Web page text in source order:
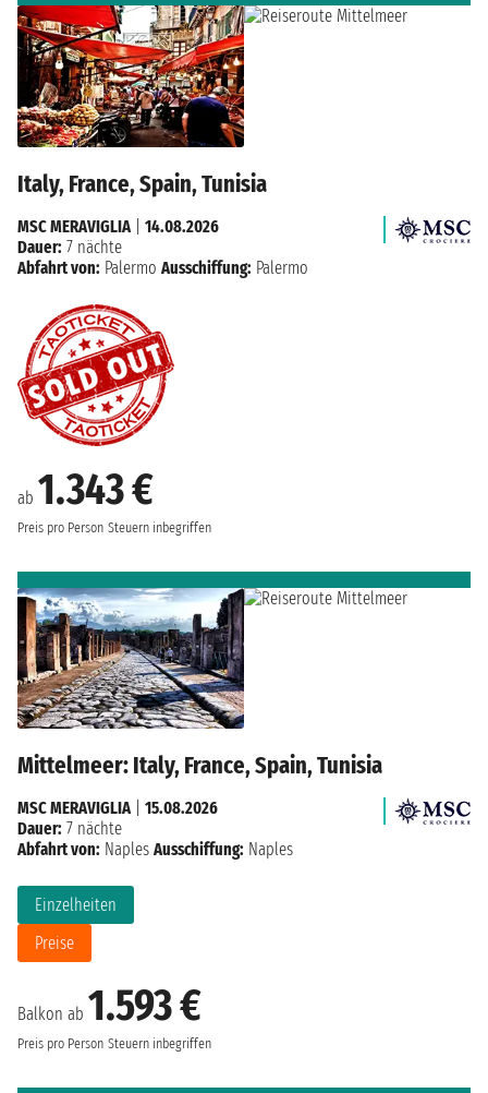
Italy, France, Spain, Tunisia
ab 1.343 €
Preis pro Person Steuern inbegriffen
MSC MERAVIGLIA
14.08.2026
Dauer: 7 nächte
Abfahrt von: Palermo Ausschiffung: Palermo
Mittelmeer: Italy, France, Spain, Tunisia
Balkon ab 1.593 €
Preis pro Person Steuern inbegriffen
Einzelheiten
Preise
MSC MERAVIGLIA| 15.08.2026
Dauer: 7 nächte
Abfahrt von: Naples Ausschiffung: Naples